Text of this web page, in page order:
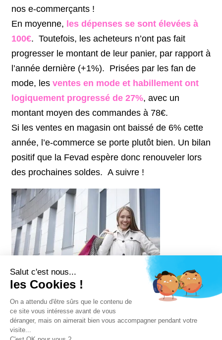
Salut c'est nous...
les Cookies !
On a attendu d'être sûrs que le contenu de
ce site vous intéresse avant de vous
déranger, mais on aimerait bien vous accompagner pendant votre
visite...
nos e-commerçants !
En moyenne, les dépenses se sont élevées à
100€. Toutefois, les acheteurs n’ont pas fait
progresser le montant de leur panier, par rapport à
l’année dernière (+1%). Prisées par les fan de
mode, les ventes en mode et habillement ont
logiquement progressé de 27%, avec un
montant moyen des commandes à 78€.
Si les ventes en magasin ont baissé de 6% cette
année, l’e-commerce se porte plutôt bien. Un bilan
positif que la Fevad espère donc renouveler lors
des prochaines soldes. A suivre !